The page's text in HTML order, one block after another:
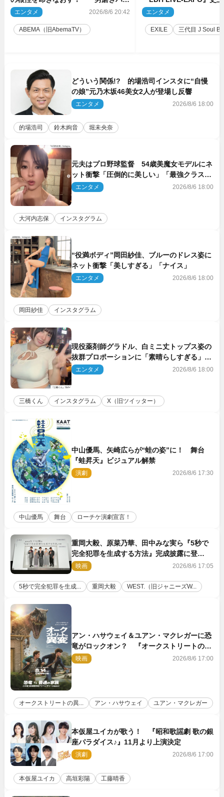
ス』第2弾コーチ陣発表
エンタメ 2026/8/6 20:42
ABEMA（旧AbemaTV）
技場で開催決定
エンタメ
EXILE 三代目 J Soul
どういう関係!? 的場浩司インスタに“自慢
の娘”元乃木坂46美女2人が登場し反響
エンタメ 2026/8/6 18:00
的場浩司 鈴木絢音 堀未央奈
元夫はプロ野球監督 54歳美魔女モデルにネ
ット衝撃「圧倒的に美しい」「最強クラス」
「うっとり」
エンタメ 2026/8/6 18:00
大河内志保 インスタグラム
“役満ボディ”岡田紗佳、ブルーのドレス姿に
ネット衝撃「美しすぎる」「ナイス」
エンタメ 2026/8/6 18:00
岡田紗佳 インスタグラム
現役薬剤師グラドル、白ミニ丈トップス姿の
抜群プロポーションに「素晴らしすぎる」
「すっっっご！」とネット絶賛
エンタメ 2026/8/6 18:00
三橋くん インスタグラム X（旧ツイッター）
中山優馬、矢崎広らが“蛙の姿”に！ 舞台
『蛙昇天』ビジュアル解禁
演劇 2026/8/6 17:30
中山優馬 舞台 ローチケ演劇宣言！
重岡大毅、原菜乃華、田中みな実ら『5秒で
完全犯罪を生成する方法』完成披露に登
壇！ それぞれのAI活用術も発表
映画 2026/8/6 17:05
5秒で完全犯罪を生成... 重岡大毅 WEST.（旧ジャニーズW...
アン・ハサウェイ＆ユアン・マクレガーに恐
竜がロックオン？ 『オークストリートの異
変』新ビジュアル＆本編映像初解禁
映画 2026/8/6 17:00
オークストリートの異... アン・ハサウェイ ユアン・マクレガー
本仮屋ユイカが歌う！ 『昭和歌謡劇 歌の銀
座パラダイス♪』11月より上演決定
演劇 2026/8/6 17:00
本仮屋ユイカ 高垣彩陽 工藤晴香